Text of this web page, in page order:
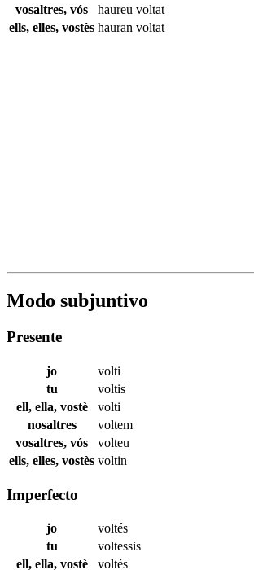
vosaltres, vós
haureu voltat
ells, elles, vostès hauran voltat
Modo subjuntivo
Presente
jo
volti
tu
voltis
ell, ella, vostè
volti
nosaltres
voltem
vosaltres, vós
volteu
ells, elles, vostès voltin
Imperfecto
jo
voltés
tu
voltessis
ell, ella, vostè
voltés